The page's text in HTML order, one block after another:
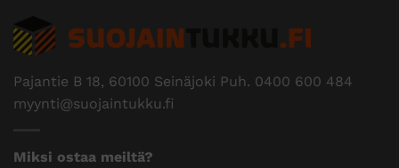
Pajantie B 18, 60100 Seinäjoki Puh. 0400 600 484
myynti@suojaintukku.fi
Miksi ostaa meiltä?